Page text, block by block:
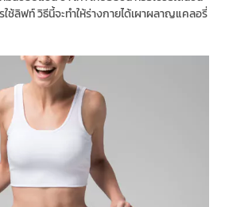
ช้ลิฟท์ วิธีนี้จะทำให้ร่างกายได้เผาผลาญแคลอรี่